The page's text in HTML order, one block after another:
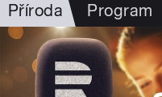
Příroda Program